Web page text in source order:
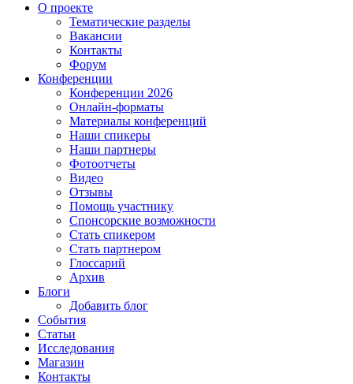
О проекте
Тематические разделы
Вакансии
Контакты
Форум
Конференции
Конференции 2026
Онлайн-форматы
Материалы конференций
Наши спикеры
Наши партнеры
Фотоотчеты
Видео
Отзывы
Помощь участнику
Спонсорские возможности
Стать спикером
Стать партнером
Глоссарий
Архив
Блоги
Добавить блог
События
Статьи
Исследования
Магазин
Контакты